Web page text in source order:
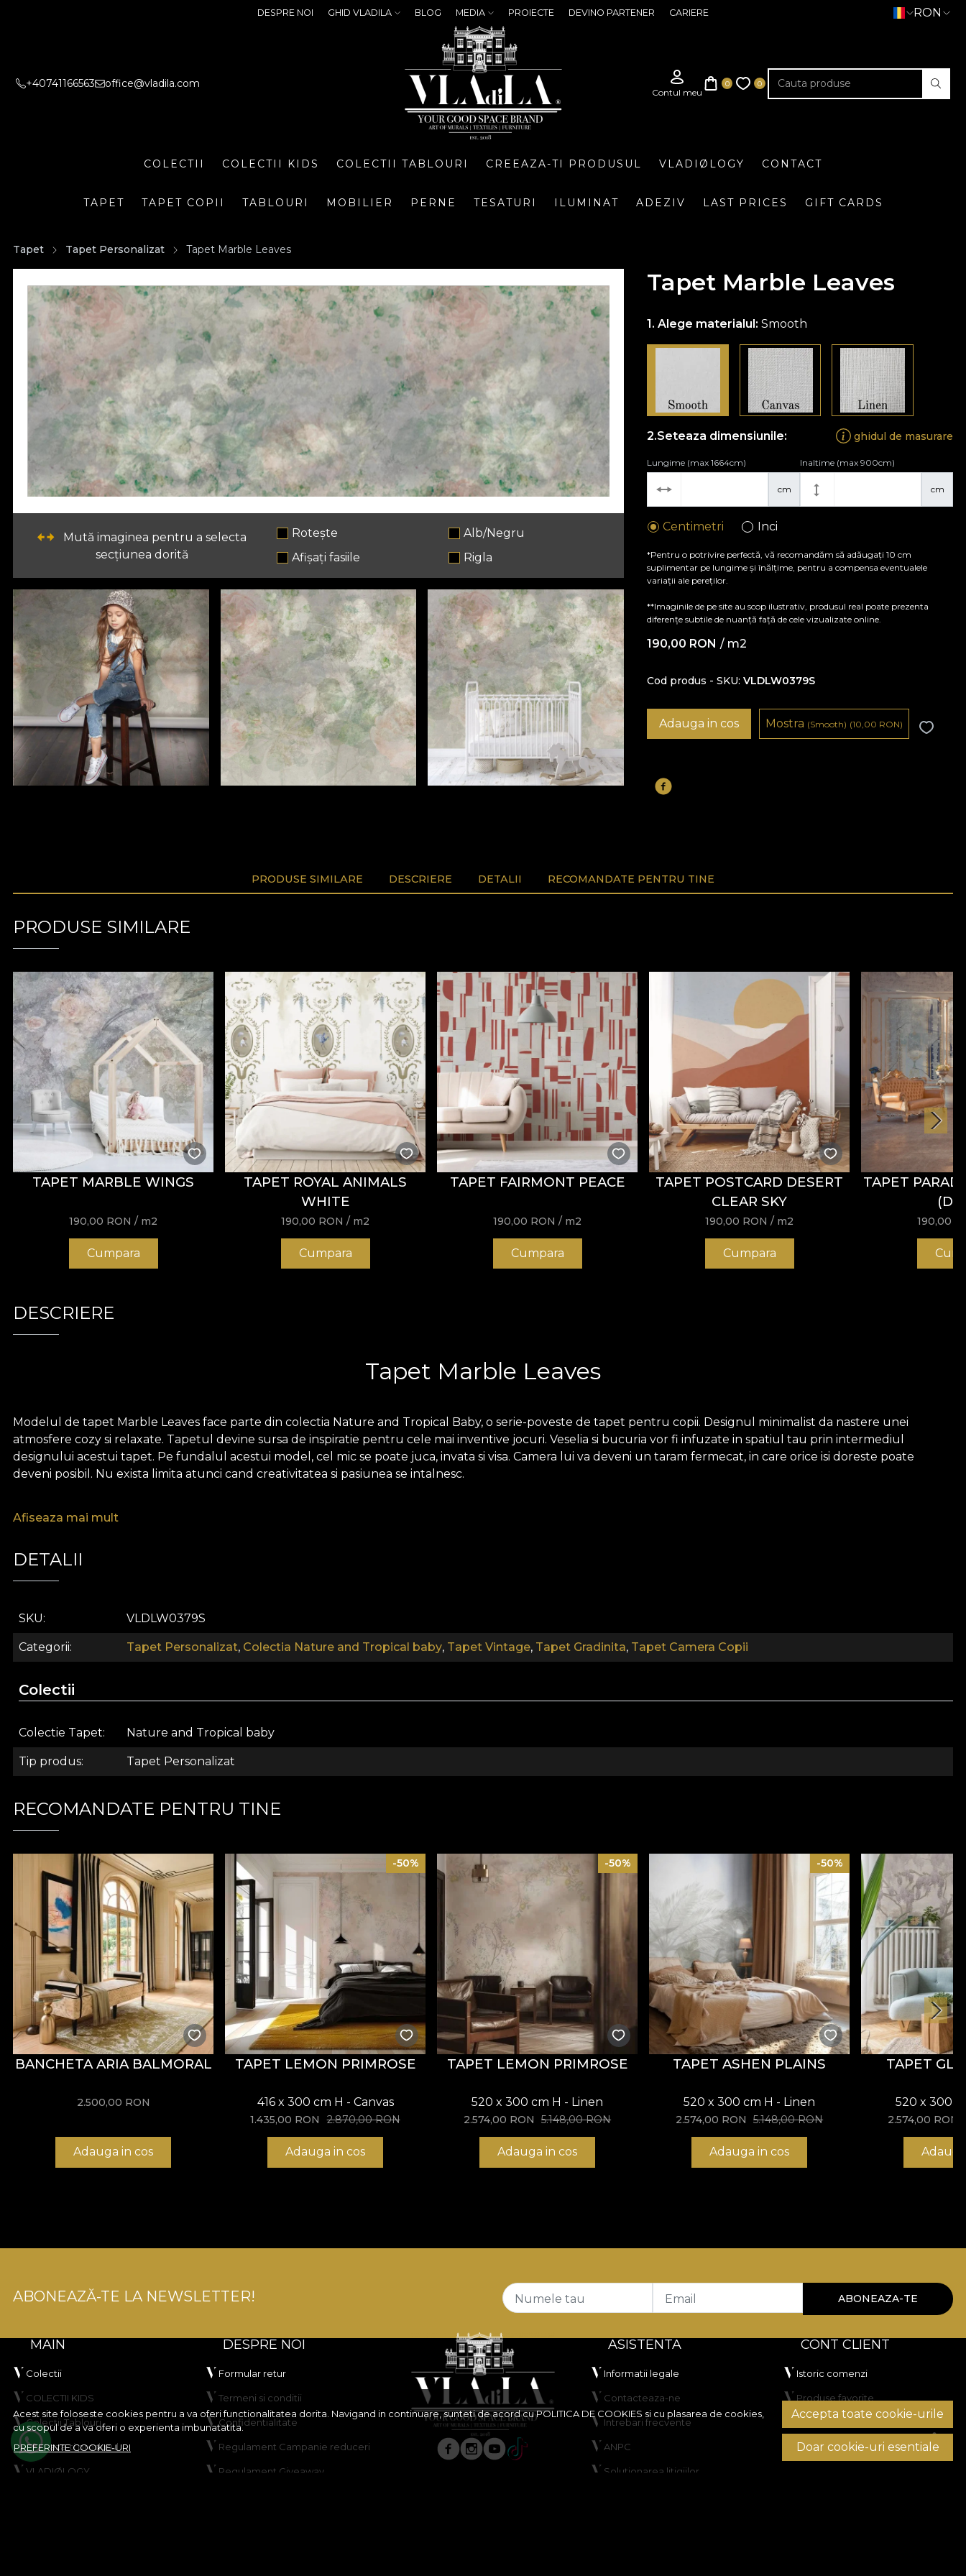
DESPRE NOI GHID VLADILA BLOG MEDIA PROIECTE DEVINO PARTENER CARIERE RON
+40741166563 office@vladila.com
COLECTII COLECTII KIDS COLECTII TABLOURI CREEAZA-TI PRODUSUL VLADIØLOGY CONTACT
TAPET TAPET COPII TABLOURI MOBILIER PERNE TESATURI ILUMINAT ADEZIV LAST PRICES GIFT CARDS
Tapet Tapet Personalizat Tapet Marble Leaves
Mută imaginea pentru a selecta
secțiunea dorită
Rotește
Alb/Negru
Afișați fasiile
Rigla
Tapet Marble Leaves
Alege materialul:Smooth
Seteaza dimensiunile: ghidul de masurare
cm
Lungime (max 1664cm)
cm
Inaltime (max 900cm)
Centimetri Inci
*Pentru o potrivire perfectă, vă recomandăm să adăugați 10 cm
suplimentar pe lungime și înălțime, pentru a compensa eventualele
variații ale pereților.
**Imaginile de pe site au scop ilustrativ, produsul real poate prezenta
diferențe subtile de nuanță față de cele vizualizate online.
190,00 RON / m2
Cod produs - SKU VLDLW0379S
Adauga in cos Mostra (Smooth) (10,00 RON)
PRODUSE SIMILARE DESCRIERE DETALII RECOMANDATE PENTRU TINE
PRODUSE SIMILARE
TAPET MARBLE WINGS
190,00 RON / m2
Cumpara
TAPET ROYAL ANIMALS
WHITE
190,00 RON / m2
Cumpara
TAPET FAIRMONT PEACE
190,00 RON / m2
Cumpara
TAPET POSTCARD DESERT
CLEAR SKY
190,00 RON / m2
Cumpara
TAPET
190,00
DESCRIERE
Tapet Marble Leaves
Modelul de tapet Marble Leaves face parte din colectia Nature and Tropical Baby, o serie-poveste de tapet pentru copii. Designul minimalist da nastere unei
atmosfere cozy si relaxate. Tapetul devine sursa de inspiratie pentru cele mai inventive jocuri. Veselia si bucuria vor fi infuzate in spatiul tau prin intermediul
designului acestui tapet. Pe fundalul acestui model, cel mic se poate juca, invata si visa. Camera lui va deveni un taram fermecat, in care orice isi doreste poate
deveni posibil. Nu exista limita atunci cand creativitatea si pasiunea se intalnesc.
durabil. Iti punem la dispozitie trei texturi diferite, astfel incat tu sa iti poti alege senzatia pe care o aduci acasa. Tapetul Smooth este mat, neted si fin la atingere. Cel
aminte de cea a inului bogat.
.
.
Colectia Nature and Tropical Baby
Colectia Nature and Tropical Baby iti ofera experienta unui design de poveste. Fiecare model asterne pe perete o lume fantastica. Posibilitati nelimitate si curiozitati
spectaculoase. Tot ce trebuie sa faci este sa te bucuri de frumusetile naturii. Desenata de designeri romani, aceasta ofera o gama variata de modele realizate cu
*Din dragostea si respectul fata de natura, toate tapetele noastre sunt confectionate din materiale naturale, ecologice si biodegradabile.
**House of VLAdiLA recomanda utilizarea adezivului propriu in aplicarea tapetului. In acest mod, te poti bucura de un proces de redecorare rapid, sigur si eficient,
care se ridica la cele mai inalte standarde de calitate.
Afiseaza mai mult
DETALII
SKU VLDLW0379S
Categorii Tapet Personalizat, Colectia Nature and Tropical baby, Tapet Vintage, Tapet Gradinita, Tapet Camera Copii
Colectii
Colectie Tapet Nature and Tropical baby
Tip produs Tapet Personalizat
RECOMANDATE PENTRU TINE
BANCHETA ARIA BALMORAL
2.500,00 RON
Adauga in cos
-50%
TAPET LEMON PRIMROSE
416 x 300 cm H - Canvas
1.435,00 RON 2.870,00RON
Adauga in cos
-50%
TAPET LEMON PRIMROSE
520 x 300 cm H - Linen
2.574,00 RON 5.148,00RON
Adauga in cos
-50%
TAPET ASHEN PLAINS
520 x 300 cm H - Linen
2.574,00 RON 5.148,00RON
Adauga in cos
TAPET
520 x 300
2.574,00 RON
Acest site foloseste cookies pentru a va oferi functionalitatea dorita. Navigand in continuare, sunteti de acord cuPOLITICA DE COOKIES si cu plasarea de cookies,
cu scopul de a va oferi o experienta imbunatatita.
PREFERINTE COOKIE-URI
Accepta toate cookie-urile
Doar cookie-uri esentiale
ABONEAZĂ-TE LA NEWSLETTER! Numele tau Email ABONEAZA-TE
MAIN
Colectii
COLECTII KIDS
Colectii Tablouri
Creeaza-ti produsul
VLADIØLOGY
DESPRE NOI
Formular retur
Termeni si conditii
Confidentialitate
Regulament Campanie reduceri
Regulament Giveaway
ASISTENTA
Informatii legale
Contacteaza-ne
Intrebari frecvente
ANPC
Solutionarea litigiilor
CONT CLIENT
Istoric comenzi
Produse favorite
Metode de plata
Transport si retururi